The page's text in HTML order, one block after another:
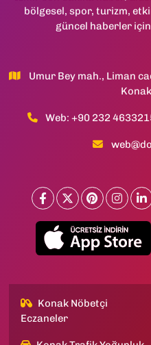
bölgesel, spor, turizm,
güncel haberler
Umur Bey mah., Liman
Web: +90 232
Konak Nöbetçi
Eczaneler